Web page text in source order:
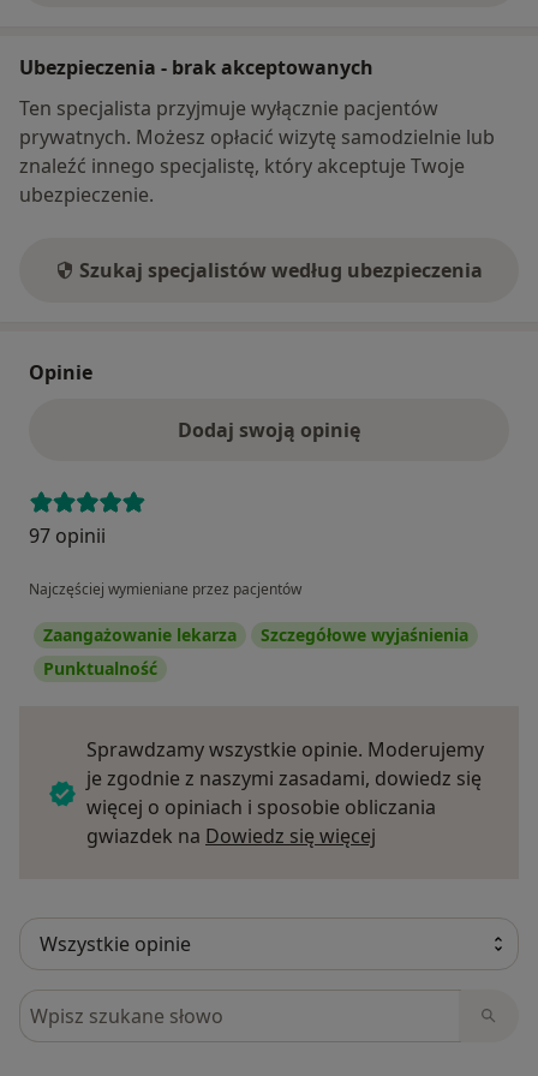
Ubezpieczenia - brak akceptowanych
Ten specjalista przyjmuje wyłącznie pacjentów
prywatnych. Możesz opłacić wizytę samodzielnie lub
znaleźć innego specjalistę, który akceptuje Twoje
ubezpieczenie.
Szukaj specjalistów według ubezpieczenia
Opinie
Dodaj swoją opinię
97 opinii
Najczęściej wymieniane przez pacjentów
Zaangażowanie lekarza
Szczegółowe wyjaśnienia
Punktualność
Sprawdzamy wszystkie opinie. Moderujemy
je zgodnie z naszymi zasadami, dowiedz się
więcej o opiniach i sposobie obliczania
gwiazdek na Dowiedz się więcej
Szukaj w opiniach